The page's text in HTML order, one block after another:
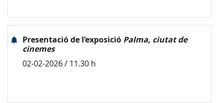
Presentació de l’exposició Palma, ciutat de
cinemes
02-02-2026 / 11.30 h